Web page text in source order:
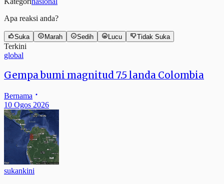
Apa reaksi anda?
Suka Marah Sedih Lucu Tidak Suka
Terkini
global
Gempa bumi magnitud 7.5 landa Colombia
Bernama
10 Ogos 2026
sukankini